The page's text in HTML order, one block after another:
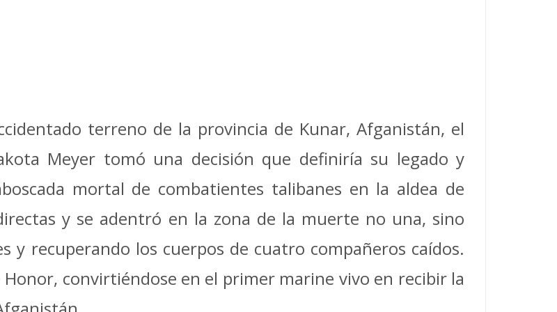
terreno de la provincia de Kunar, Afganistán, el
Meyer tomó una decisión que definiría su legado y
mortal de combatientes talibanes en la aldea de
y se adentró en la zona de la muerte no una, sino
y recuperando los cuerpos de cuatro compañeros caídos.
Honor, convirtiéndose en el primer marine vivo en recibir la